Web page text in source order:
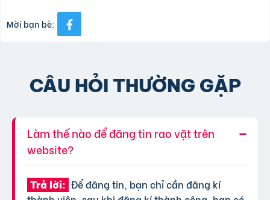
Mời bạn bè:
CÂU HỎI THƯỜNG GẶP
Làm thế nào để đăng tin rao vặt trên
website?
Trả lời: Để đăng tin, bạn chỉ cần đăng kí